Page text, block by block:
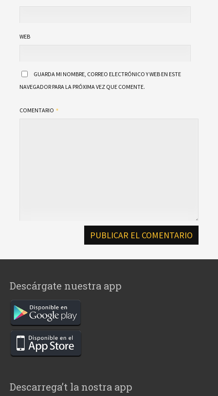
WEB
GUARDA MI NOMBRE, CORREO ELECTRÓNICO Y WEB EN ESTE
NAVEGADOR PARA LA PRÓXIMA VEZ QUE COMENTE.
COMENTARIO
Descárgate nuestra app
Descarrega’t la nostra app